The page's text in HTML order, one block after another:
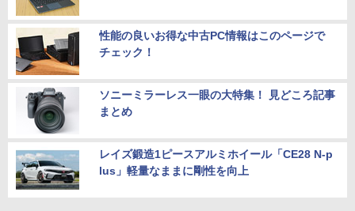
性能の良いお得な中古PC情報はこのページで
チェック！
ソニーミラーレス一眼の大特集！ 見どころ記事
まとめ
レイズ鍛造1ピースアルミホイール「CE28 N-p
lus」軽量なままに剛性を向上